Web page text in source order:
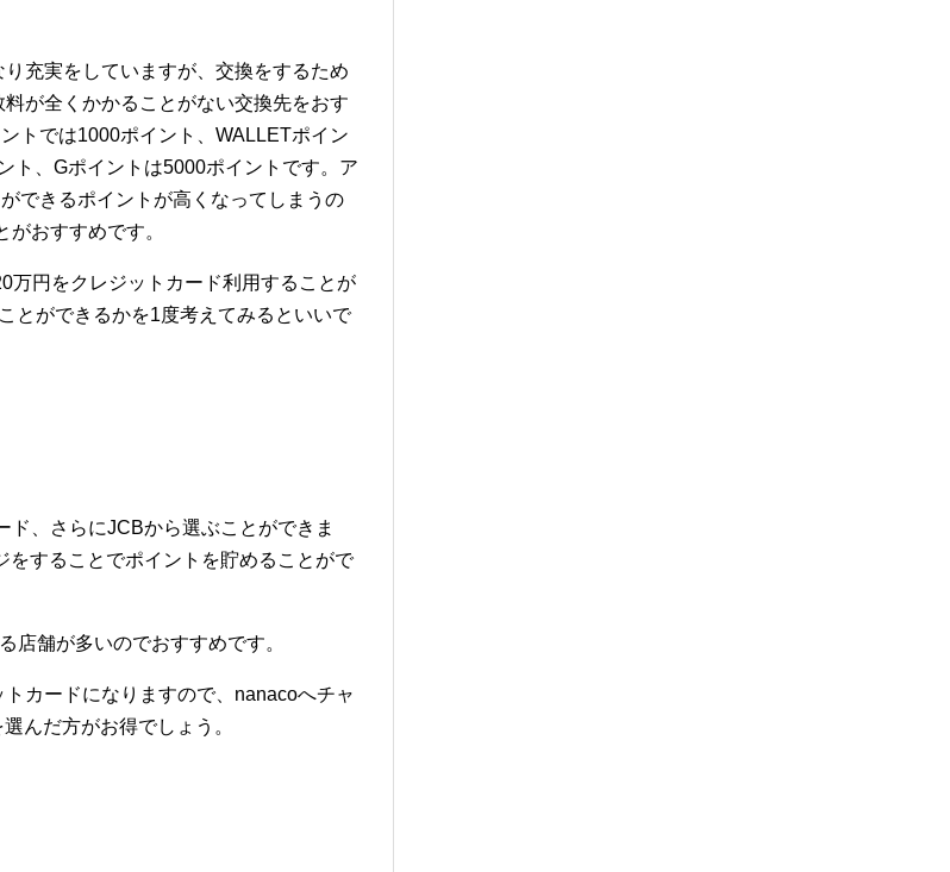
充実をしていますが、交換をするため
が全くかかることがない交換先をおす
トでは1000ポイント、WALLETポイン
ト、Gポイントは5000ポイントです。ア
できるポイントが高くなってしまうの
おすすめです。
万円をクレジットカード利用することが
とができるかを1度考えてみるといいで
、さらにJCBから選ぶことができま
することでポイントを貯めることがで
店舗が多いのでおすすめです。
カードになりますので、nanacoへチャ
んだ方がお得でしょう。